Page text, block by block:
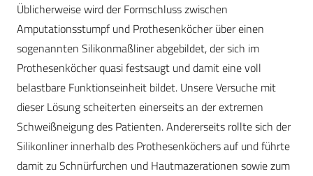
Üblicherweise wird der Formschluss zwischen
Amputationsstumpf und Prothesenköcher über einen
sogenannten Silikonmaßliner abgebildet, der sich im
Prothesenköcher quasi festsaugt und damit eine voll
belastbare Funktionseinheit bildet. Unsere Versuche mit
dieser Lösung scheiterten einerseits an der extremen
Schweißneigung des Patienten. Andererseits rollte sich der
Silikonliner innerhalb des Prothesenköchers auf und führte
damit zu Schnürfurchen und Hautmazerationen sowie zum